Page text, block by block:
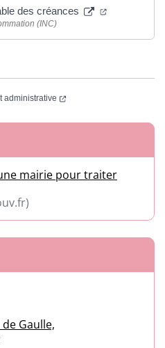
des créances (ouverture
(INC)
administrative (ouverture dans un
mairie pour traiter
Gaulle,
dans un nouvel
dans un nouvel